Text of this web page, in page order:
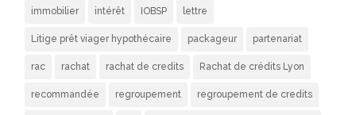
immobilier intérêt IOBSP lettre
Litige prêt viager hypothécaire packageur partenariat
rac rachat rachat de credits Rachat de crédits Lyon
recommandée regroupement regroupement de credits